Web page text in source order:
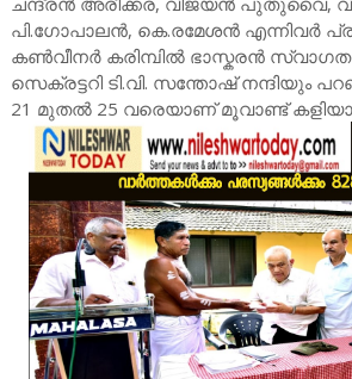
പി.ഗോപാലൻ, കെ.രമേശൻ എന്നിവർ
കൺവീനർ കരിമ്പിൽ ഭാസ്കരൻ
സെക്രട്ടറി ടി.വി. സന്തോഷ് നന്ദിയും
21 മുതൽ 25 വരെയാണ് മൂവാണ്ട്